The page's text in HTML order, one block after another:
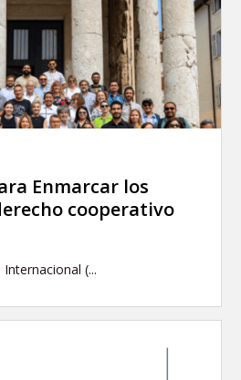
Enmarcar los
cooperativo
(...